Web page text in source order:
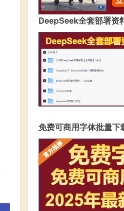
DeepSeek全套部署资
免费可商用字体批量下